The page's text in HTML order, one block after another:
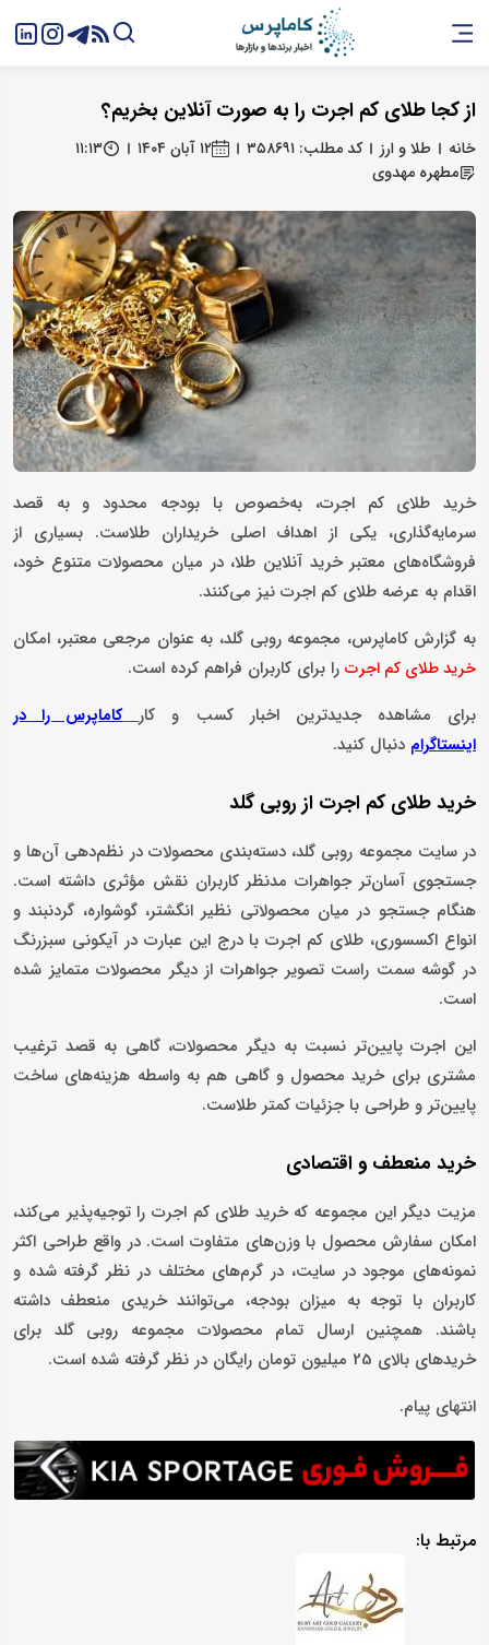
از کجا طلای کم اجرت را به صورت آنلاین بخریم؟
خانه طلا و ارز کد مطلب: ۳۵۸۶۹۱ ۱۲ آبان ۱۴۰۴
۱۱:۱۳
مطهره مهدوی
خرید طلای کم اجرت، به‌خصوص با بودجه محدود و به قصد
سرمایه‌گذاری، یکی از اهداف اصلی خریداران طلاست. بسیاری از
فروشگاه‌های معتبر خرید آنلاین طلا، در میان محصولات متنوع خود،
اقدام به عرضه طلای کم اجرت نیز می‌کنند.
به گزارش کاماپرس، مجموعه روبی گلد، به عنوان مرجعی معتبر، امکان
خرید طلای کم اجرت را برای کاربران فراهم کرده است.
برای مشاهده جدیدترین اخبار کسب و کار
کاماپرس را در
اینستاگرام دنبال کنید.
خرید طلای کم اجرت از روبی گلد
در سایت مجموعه روبی گلد، دسته‌بندی محصولات در نظم‌دهی آن‌ها و
جستجوی آسان‌تر جواهرات مدنظر کاربران نقش مؤثری داشته است.
هنگام جستجو در میان محصولاتی نظیر انگشتر، گوشواره، گردنبند و
انواع اکسسوری، طلای کم اجرت با درج این عبارت در آیکونی سبزرنگ
در گوشه سمت راست تصویر جواهرات از دیگر محصولات متمایز شده
است.
این اجرت پایین‌تر نسبت به دیگر محصولات، گاهی به قصد ترغیب
مشتری برای خرید محصول و گاهی هم به واسطه هزینه‌های ساخت
پایین‌تر و طراحی با جزئیات کمتر طلاست.
خرید منعطف و اقتصادی
مزیت دیگر این مجموعه که خرید طلای کم اجرت را توجیه‌پذیر می‌کند،
امکان سفارش محصول با وزن‌های متفاوت است. در واقع طراحی اکثر
نمونه‌های موجود در سایت، در گرم‌های مختلف در نظر گرفته شده و
کاربران با توجه به میزان بودجه، می‌توانند خریدی منعطف داشته
باشند. همچنین ارسال تمام محصولات مجموعه روبی گلد برای
خریدهای بالای 25 میلیون تومان رایگان در نظر گرفته شده است.
انتهای پیام.
مرتبط با: